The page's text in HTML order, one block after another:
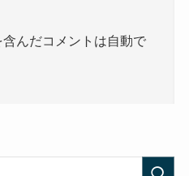
んだコメントは自動で